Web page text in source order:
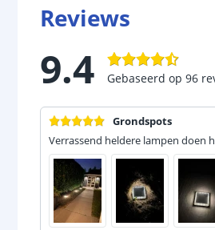
Reviews
9.4 Gebaseerd op 96
Grondspots
Verrassend heldere lampen doen